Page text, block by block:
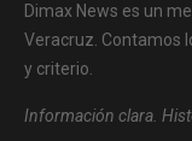
Dimax News es un
Veracruz. Contamos
y criterio.
Información clara.